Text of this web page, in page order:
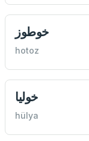
خوطوز
hotoz
خوليا
hülya